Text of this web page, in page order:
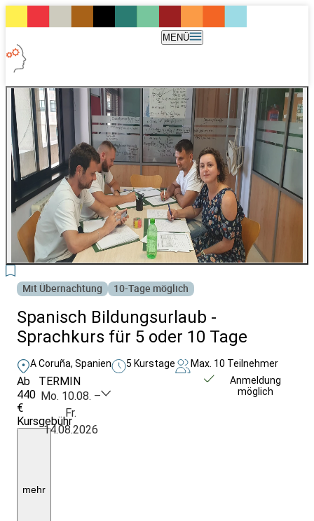
MENÜ
Mit Übernachtung 10-Tage möglich
Spanisch Bildungsurlaub -
Sprachkurs für 5 oder 10 Tage
A Coruña, Spanien 5 Kurstage Max. 10 Teilnehmer
Ab
440
€
Kursgebühr
Preis
ab
mehr
TERMIN
Mo. 10.08. –
Fr.
14.08.2026
Anmeldung
möglich